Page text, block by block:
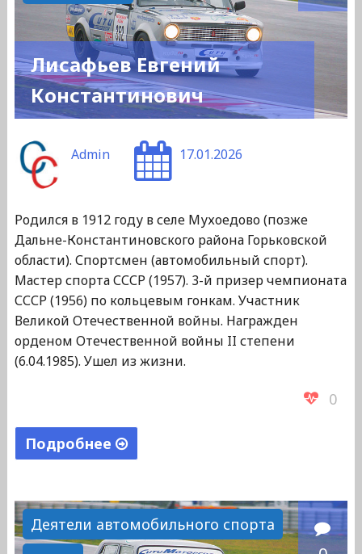
Лисафьев Евгений
Константинович
Admin 17.01.2026
Родился в 1912 году в селе Мухоедово (позже
Дальне-Константиновского района Горьковской
области). Спортсмен (автомобильный спорт).
Мастер спорта СССР (1957). 3-й призер чемпионата
СССР (1956) по кольцевым гонкам. Участник
Великой Отечественной войны. Награжден
орденом Отечественной войны II степени
(6.04.1985). Ушел из жизни.
0
Подробнее
Константинович"
Деятели автомобильного спорта